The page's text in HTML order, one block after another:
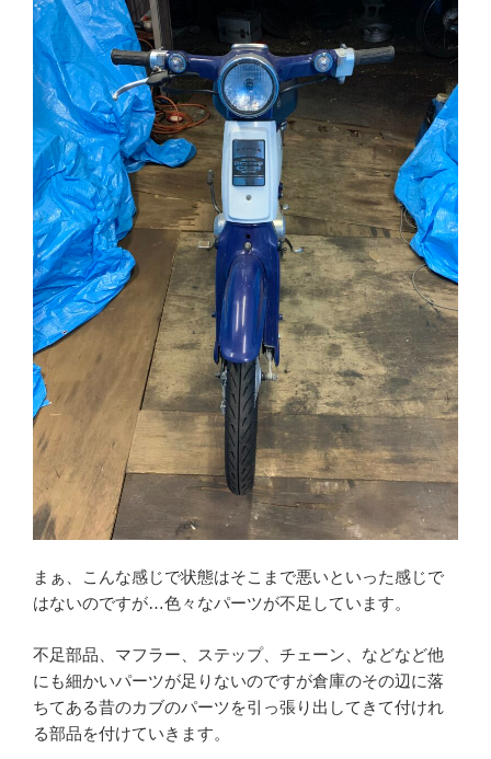
まぁ、こんな感じで状態はそこまで悪いといった感じで
はないのですが…色々なパーツが不足しています。
不足部品、マフラー、ステップ、チェーン、などなど他
にも細かいパーツが足りないのですが倉庫のその辺に落
ちてある昔のカブのパーツを引っ張り出してきて付けれ
る部品を付けていきます。